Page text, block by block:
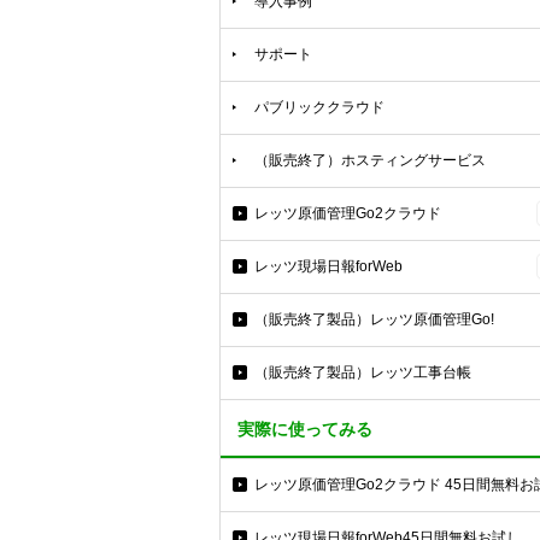
サポート
パブリッククラウド
（販売終了）ホスティングサービス
レッツ原価管理Go2クラウド
レッツ現場日報forWeb
（販売終了製品）レッツ原価管理Go!
（販売終了製品）レッツ工事台帳
実際に使ってみる
レッツ原価管理Go2クラウド 45日間無料お